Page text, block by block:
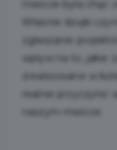
mieście była chęć
Właśnie dzięki
zgłaszanie
wpływ na to, jakie
zrealizowane w
realnie przyczynić
naszym mieście.